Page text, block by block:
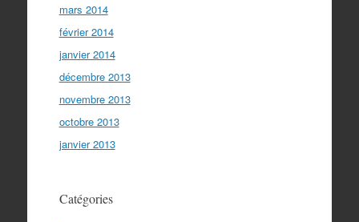
mars 2014
février 2014
janvier 2014
décembre 2013
novembre 2013
octobre 2013
janvier 2013
Catégories